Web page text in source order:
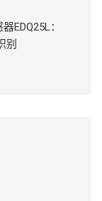
EDQ25L：
别